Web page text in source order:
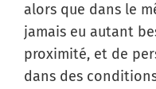
alors que dans le
jamais eu autant
proximité, et de
dans des